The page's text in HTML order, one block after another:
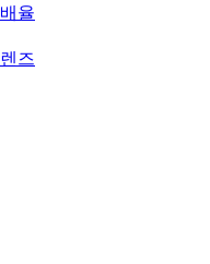
율
즈